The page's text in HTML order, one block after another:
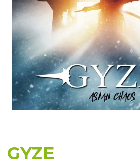
GYZE